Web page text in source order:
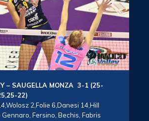
– SAUGELLA MONZA 3-1 (25-
22)
2,Folie 6,Danesi 14,Hill
Fersino, Bechis, Fabris